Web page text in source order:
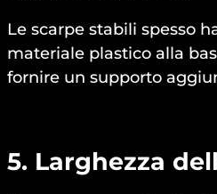
Le scarpe stabili spesso
materiale plastico alla
fornire un supporto
5. Larghezza